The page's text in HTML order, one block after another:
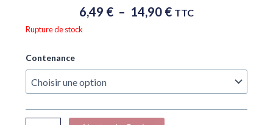
6,49 € – 14,90 €Plage
TTC
Rupture de stock
Contenance
quantité
de
Natura
clean